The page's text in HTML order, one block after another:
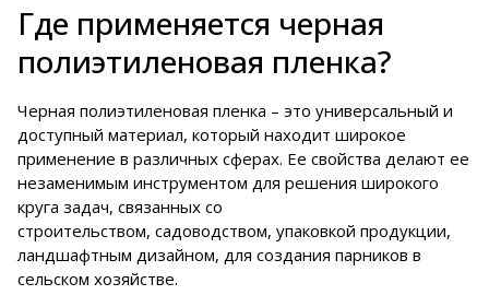
Где применяется черная
полиэтиленовая пленка?
Черная полиэтиленовая пленка – это универсальный и
доступный материал, который находит широкое
применение в различных сферах. Ее свойства делают ее
незаменимым инструментом для решения широкого
круга задач, связанных со
строительством, садоводством, упаковкой продукции,
ландшафтным дизайном, для создания парников в
сельском хозяйстве.